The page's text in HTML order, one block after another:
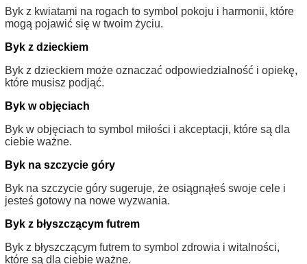
Byk z kwiatami na rogach to symbol pokoju i harmonii, które
mogą pojawić się w twoim życiu.
Byk z dzieckiem
Byk z dzieckiem może oznaczać odpowiedzialność i opiekę,
które musisz podjąć.
Byk w objęciach
Byk w objęciach to symbol miłości i akceptacji, które są dla
ciebie ważne.
Byk na szczycie góry
Byk na szczycie góry sugeruje, że osiągnąłeś swoje cele i
jesteś gotowy na nowe wyzwania.
Byk z błyszczącym futrem
Byk z błyszczącym futrem to symbol zdrowia i witalności,
które są dla ciebie ważne.